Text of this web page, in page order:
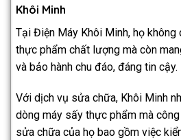
Khôi Minh
Tại Điện Máy Khôi Minh, họ
thực phẩm chất lượng mà còn
và bảo hành chu đáo, đáng tin cậy.
Với dịch vụ sửa chữa, Khôi Minh
dòng máy sấy thực phẩm mà
sửa chữa của họ bao gồm việc